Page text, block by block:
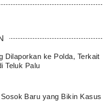
Dilaporkan ke Polda, Terkait
Teluk Palu
Baru yang Bikin Kasus